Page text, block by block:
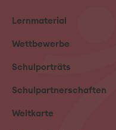
Lernmaterial
Wettbewerbe
Schulporträts
Schulpartnerschaften
Weltkarte